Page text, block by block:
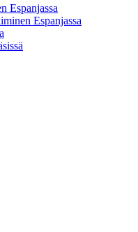
Espanjassa
Espanjassa